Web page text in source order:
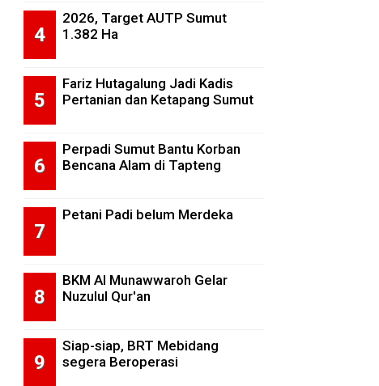
2026, Target AUTP Sumut
1.382 Ha
Fariz Hutagalung Jadi Kadis
Pertanian dan Ketapang Sumut
Perpadi Sumut Bantu Korban
Bencana Alam di Tapteng
Petani Padi belum Merdeka
BKM Al Munawwaroh Gelar
Nuzulul Qur'an
Siap-siap, BRT Mebidang
segera Beroperasi